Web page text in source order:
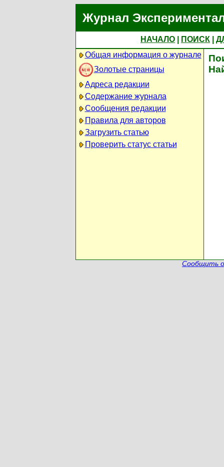
Журнал
НАЧАЛО ПОИСК
Общая информация о журнале
Золотые страницы
Адреса редакции
Содержание журнала
Сообщения редакции
Правила для авторов
Загрузить статью
Проверить статус статьи
Сообщить о